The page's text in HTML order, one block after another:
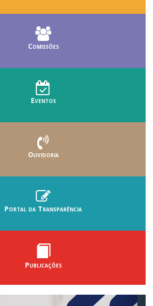
Comissões
Eventos
Ouvidoria
Portal da Transparência
Publicações